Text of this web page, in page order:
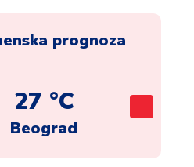
prognoza
Beograd
27 °C